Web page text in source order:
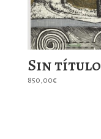
Sin título
850,00€